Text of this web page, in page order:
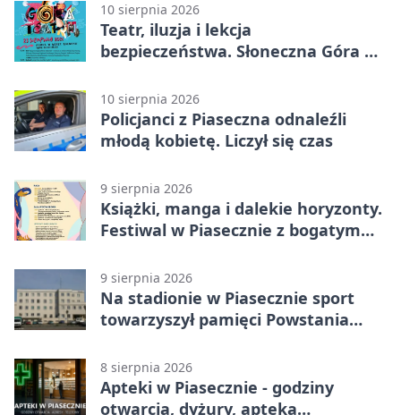
10 sierpnia 2026
Teatr, iluzja i lekcja
bezpieczeństwa. Słoneczna Góra na
10 sierpnia 2026
Policjanci z Piaseczna odnaleźli
młodą kobietę. Liczył się czas
9 sierpnia 2026
Książki, manga i dalekie horyzonty.
Festiwal w Piasecznie z bogatym
9 sierpnia 2026
Na stadionie w Piasecznie sport
towarzyszył pamięci Powstania
8 sierpnia 2026
Apteki w Piasecznie - godziny
otwarcia, dyżury, apteka